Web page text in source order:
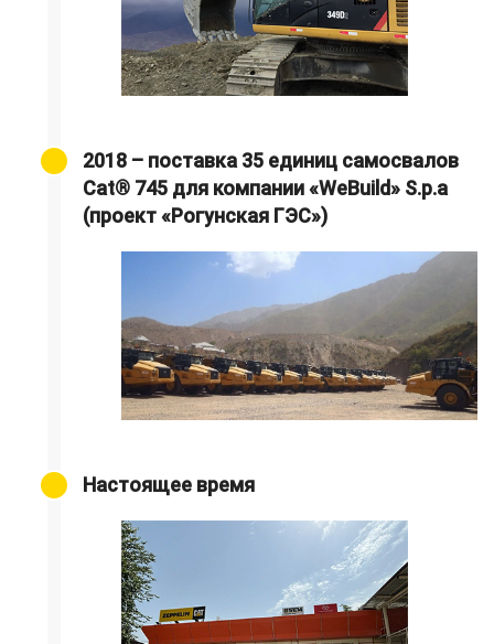
2018 – поставка 35 единиц самосвалов
Cat® 745 для компании «WeBuild» S.p.a
(проект «Рогунская ГЭС»)
Настоящее время